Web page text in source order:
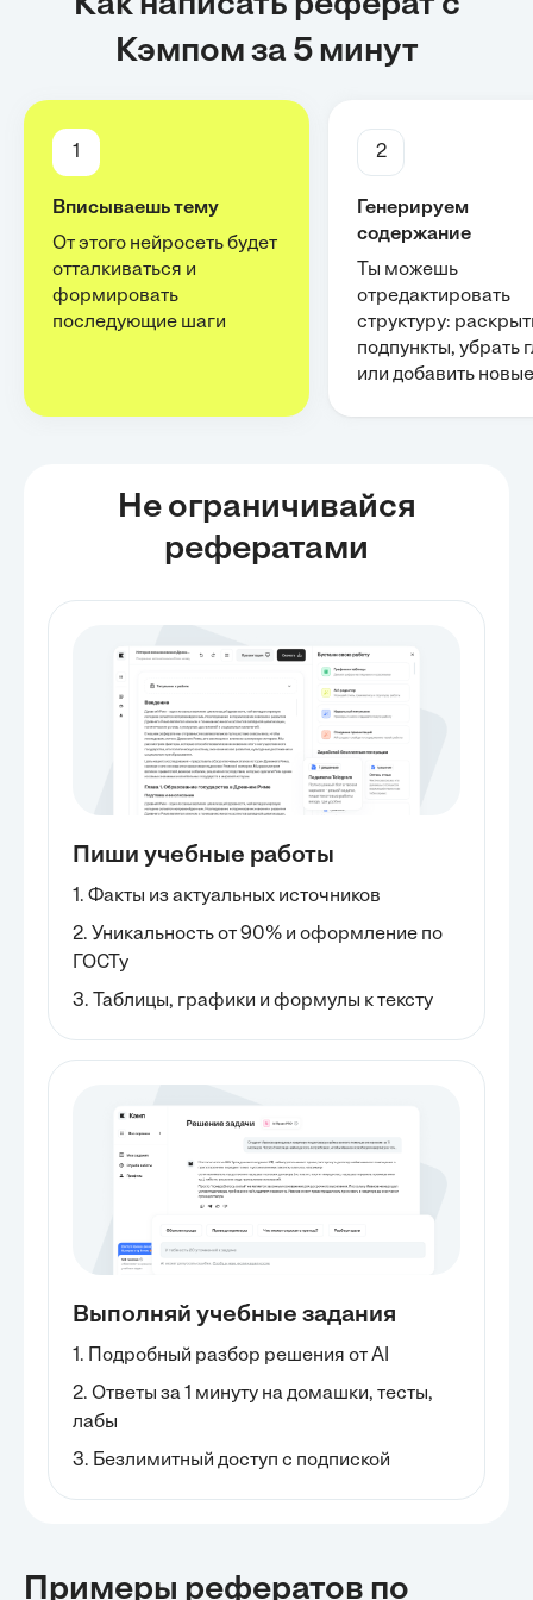
Кэмпом за 5 минут
1
Вписываешь тему
От этого нейросеть будет
отталкиваться и
формировать
последующие шаги
2
Генерируем
содержание
Ты можешь
отредактировать
структуру:
подпункты, убрать
или добавить новые
Не ограничивайся
рефератами
Пиши учебные работы
1. Факты из актуальных источников
2. Уникальность от 90% и оформление по
ГОСТу
3. Таблицы, графики и формулы к тексту
Выполняй учебные задания
1. Подробный разбор решения от AI
2. Ответы за 1 минуту на домашки, тесты,
лабы
3. Безлимитный доступ с подпиской
Примеры рефератов по